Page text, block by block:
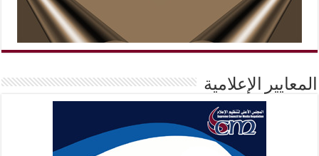
المعايير الإعلامية